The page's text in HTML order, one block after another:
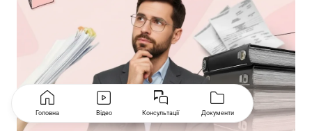
Головна Відео Консультації Документи